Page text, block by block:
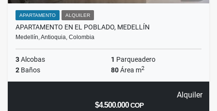
APARTAMENTO ALQUILER
APARTAMENTO EN EL POBLADO, MEDELLÍN
Medellín, Antioquia, Colombia
3Alcobas 1 Parqueadero
2 Baños 80Área m2
Alquiler
$4.500.000COP